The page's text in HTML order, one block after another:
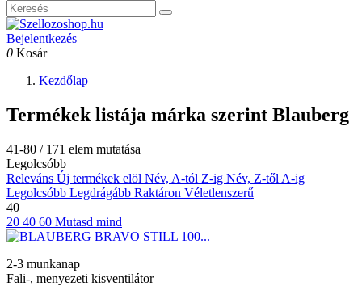
Bejelentkezés
0 Kosár
Kezdőlap
Termékek listája márka szerint Blauberg
41-80 / 171 elem mutatása
Legolcsóbb
Releváns Új termékek elöl Név, A-tól Z-ig Név, Z-től A-ig
Legolcsóbb Legdrágább Raktáron Véletlenszerű
40
20 40 60 Mutasd mind
2-3 munkanap
Fali-, menyezeti kisventilátor